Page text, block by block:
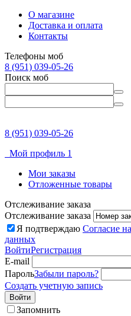
О магазине
Доставка и оплата
Контакты
Телефоны моб
8 (951) 039-05-26
Поиск моб
8 (951) 039-05-26
Мой профиль 1
Мои заказы
Отложенные товары
Отслеживание заказа
Отслеживание заказа
Я подтверждаю Согласие
данных
ВойтиРегистрация
E-mail
ПарольЗабыли пароль?
Создать учетную запись
Войти
Запомнить